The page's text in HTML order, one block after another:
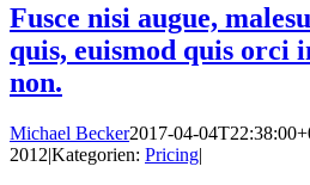
Fusce nisi augue,
quis, euismod quis orci
non.
Michael Becker2017-04-
2012|Kategorien: Pricing|